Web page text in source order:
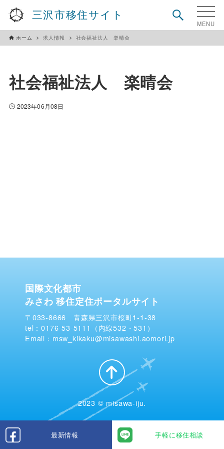
三沢市移住サイト
最新情報 手軽に移住相談
ホーム 求人情報 社会福祉法人 楽晴会
社会福祉法人 楽晴会
2023年06月08日
国際文化都市
みさわ 移住定住ポータルサイト
〒033-8666 青森県三沢市桜町1-1-38
tel：0176-53-5111（内線532・531）
Email：msw_kikaku@misawashi.aomori.jp
2023 © misawa-iju.